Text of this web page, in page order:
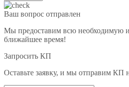
Ваш вопрос отправлен
Мы предоставим всю необходимую
ближайшее время!
Запросить КП
Оставьте заявку, и мы отправим КП